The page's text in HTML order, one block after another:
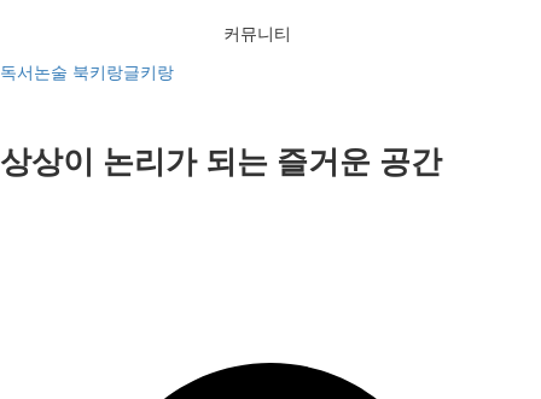
커뮤니티
독서논술 북키랑글키랑
상상이 논리가 되는 즐거운 공간